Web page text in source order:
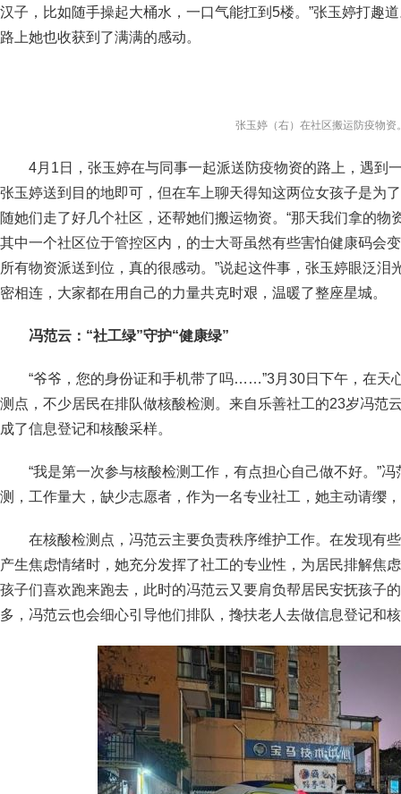
汉子，比如随手操起大桶水，一口气能扛到5楼。”张玉婷打趣
路上她也收获到了满满的感动。
张玉婷（右）在社区搬运防疫物资
4月1日，张玉婷在与同事一起派送防疫物资的路上，遇到
张玉婷送到目的地即可，但在车上聊天得知这两位女孩子是为
随她们走了好几个社区，还帮她们搬运物资。“那天我们拿的物
其中一个社区位于管控区内，的士大哥虽然有些害怕健康码会
所有物资派送到位，真的很感动。”说起这件事，张玉婷眼泛泪
密相连，大家都在用自己的力量共克时艰，温暖了整座星城。
冯范云：“社工绿”守护“健康绿”
“爷爷，您的身份证和手机带了吗……”3月30日下午，在天
测点，不少居民在排队做核酸检测。来自乐善社工的23岁冯范
成了信息登记和核酸采样。
“我是第一次参与核酸检测工作，有点担心自己做不好。”
测，工作量大，缺少志愿者，作为一名专业社工，她主动请缨
在核酸检测点，冯范云主要负责秩序维护工作。在发现有
产生焦虑情绪时，她充分发挥了社工的专业性，为居民排解焦
孩子们喜欢跑来跑去，此时的冯范云又要肩负帮居民安抚孩子
多，冯范云也会细心引导他们排队，搀扶老人去做信息登记和